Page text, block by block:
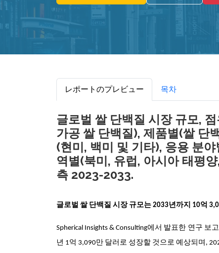
レポートのプレビュー 목차
글로벌 쌀 단백질 시장 규모,
가공 쌀 단백질), 제품별(쌀 단
(현미, 백미 및 기타), 응용 분
역별(북미, 유럽, 아시아 태평
측 2023-2033.
글로벌 쌀 단백질 시장 규모는 2033년까지 10억
Spherical Insights & Consulting에서 발표한 연구
년 1억 3,090만 달러로 성장할 것으로 예상되며,